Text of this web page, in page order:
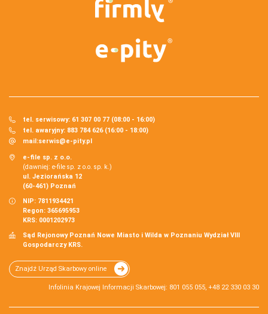
tel. serwisowy: 61 307 00 77 (08:00 - 16:00)
tel. awaryjny: 883 784 626 (16:00 - 18:00)
mail:serwis@e-pity.pl
e-file sp. z o.o.
(dawniej: e-file sp. z o.o. sp. k.)
ul. Jeziorańska 12
(60-461) Poznań
NIP: 7811934421
Regon: 365695953
KRS: 0001202973
Sąd Rejonowy Poznań Nowe Miasto i Wilda w Poznaniu Wydział VIII
Gospodarczy KRS.
Znajdź Urząd Skarbowy online
Infolinia Krajowej Informacji Skarbowej: 801 055 055, +48 22 330 03 30